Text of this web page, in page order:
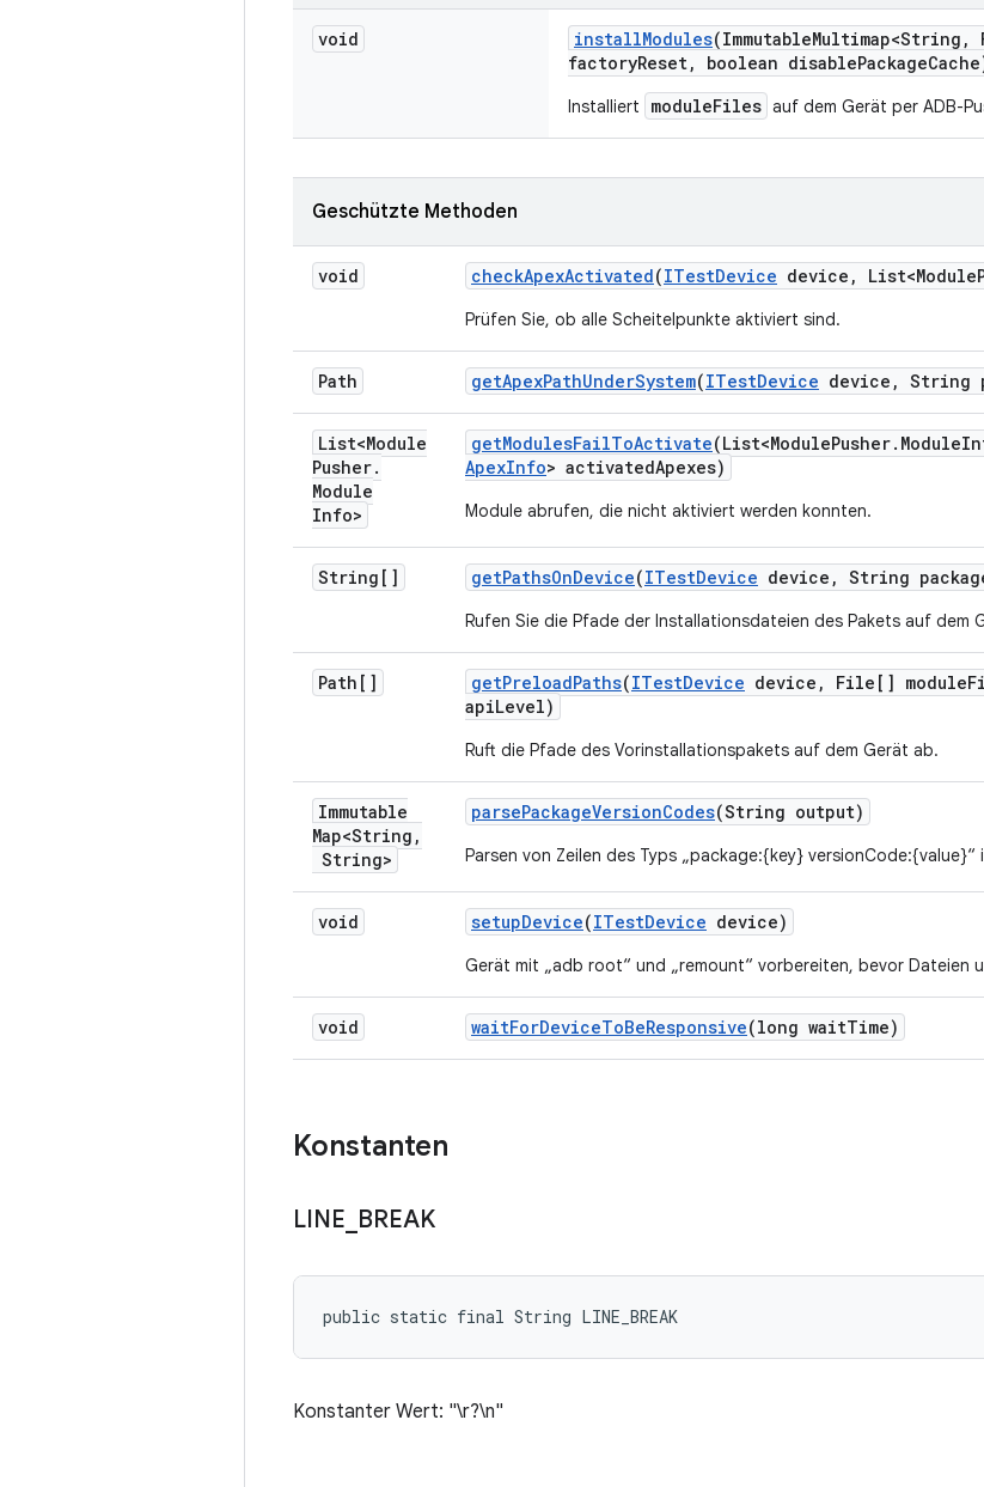
void installModules(ImmutableMultimap<String ,
factoryReset, boolean disablePackage
Installiert moduleFiles auf dem Gerät per ADB-
Geschützte Methoden
void checkApexActivated(ITestDevice device , List<Module
Prüfen Sie, ob alle Scheitelpunkte aktiviert sind.
Path getApexPathUnderSystem(ITestDevice device , String
List<Module
Pusher.
Module
Info>
getModulesFailToActivate(List<ModulePusher. Module
ApexInfo> activatedApexes)
Module abrufen, die nicht aktiviert werden konnten.
String[] getPathsOnDevice(ITestDevice device , String
Rufen Sie die Pfade der Installationsdateien des Pakets auf dem
Path[] getPreloadPaths(ITestDevice device , File[] module
apiLevel)
Ruft die Pfade des Vorinstallationspakets auf dem Gerät ab.
Immutable
Map<String ,
String>
parsePackageVersionCodes(String output)
Parsen von Zeilen des Typs „package:{key} versionCode:{value}“
void setupDevice(ITestDevice device)
Gerät mit „adb root“ und „remount“ vorbereiten, bevor Dateien
void waitForDeviceToBeResponsive(long waitTime)
Konstanten
LINE BREAK
public static final String LINE_BREAK
Konstanter Wert: "\r?\n"